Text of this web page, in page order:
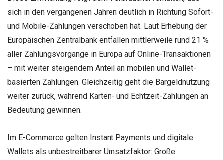
sich in den vergangenen Jahren deutlich in Richtung Sofort-
und Mobile-Zahlungen verschoben hat. Laut Erhebung der
Europäischen Zentralbank entfallen mittlerweile rund 21 %
aller Zahlungsvorgänge in Europa auf Online-Transaktionen
– mit weiter steigendem Anteil an mobilen und Wallet-
basierten Zahlungen. Gleichzeitig geht die Bargeldnutzung
weiter zurück, während Karten- und Echtzeit-Zahlungen an
Bedeutung gewinnen.
Im E-Commerce gelten Instant Payments und digitale
Wallets als unbestreitbarer Umsatzfaktor: Große